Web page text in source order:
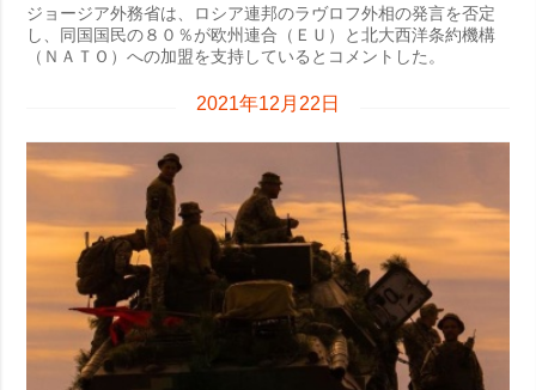
ジョージア外務省は、ロシア連邦のラヴロフ外相の発言を否定
し、同国国民の８０％が欧州連合（ＥＵ）と北大西洋条約機構
（ＮＡＴＯ）への加盟を支持しているとコメントした。
2021年12月22日